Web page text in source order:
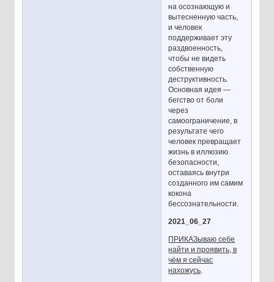
на осознающую и
вытесненную часть,
и человек
поддерживает эту
раздвоенность,
чтобы не видеть
собственную
деструктивность.
Основная идея —
бегство от боли
через
самоограничение, в
результате чего
человек превращает
жизнь в иллюзию
безопасности,
оставаясь внутри
созданного им самим
кокона
бессознательности.
2021_06_27
ПРИКАЗываю себе
найти и проявить, в
чём я сейчас
нахожусь.